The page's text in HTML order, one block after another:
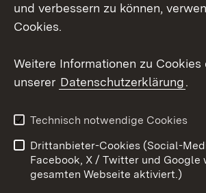
Youtube
Kontakt
Barrierefreiheit
Impressum Cookies
und verbessern zu können,
Cookies.
Weitere Informationen zu Cookies
unserer Datenschutzerklärung.
Technisch notwendige Cookies
Drittanbieter-Cookies (Social-
Facebook, X / Twitter und Google
gesamten Webseite aktiviert.)